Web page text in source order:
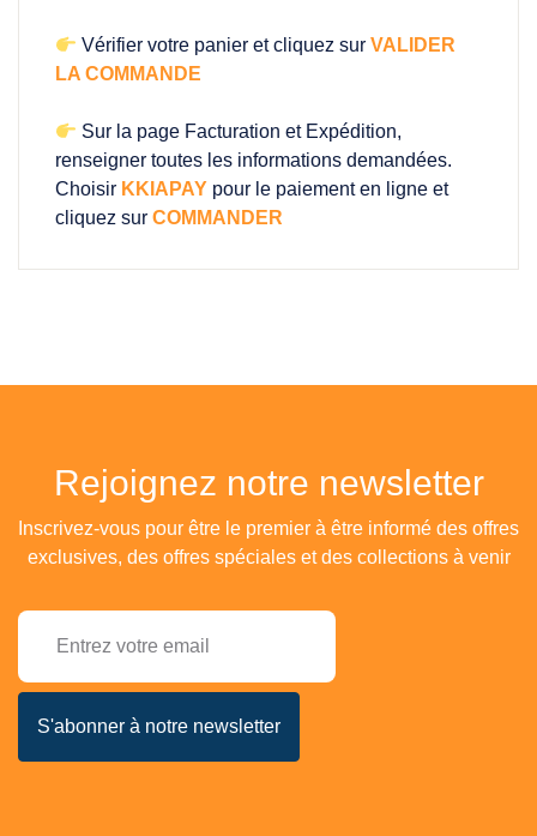
Vérifier votre panier et cliquez surVALIDER
LA COMMANDE
Sur la page Facturation et Expédition,
renseigner toutes les informations demandées.
Choisir KKIAPAY pour le paiement en ligne et
cliquez sur COMMANDER
Rejoignez notre newsletter
Inscrivez-vous pour être le premier à être informé des offres
exclusives, des offres spéciales et des collections à venir